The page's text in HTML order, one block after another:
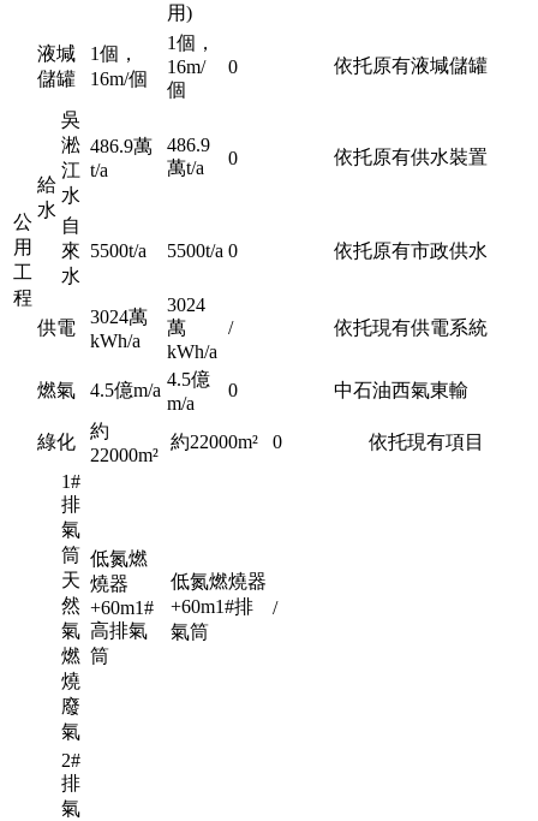
用)
液堿
儲罐
1個，
16m/個
1個，
16m/
個
0 依托原有液堿儲罐
公
用
工
程
給
水
吳
淞
江
水
486.9萬
t/a
486.9
萬t/a
0 依托原有供水裝置
自
來
水
5500t/a 5500t/a 0 依托原有市政供水
供電
3024萬
kWh/a
3024
萬
kWh/a
/ 依托現有供電系統
燃氣 4.5億m/a
4.5億
m/a
0 中石油西氣東輸
綠化
約
22000m²
約22000m² 0 依托現有項目
1#
排
氣
筒
天
然
氣
燃
燒
廢
氣
低氮燃
燒器
+60m1#
高排氣
筒
低氮燃燒器
+60m1#排
氣筒
/
2#
排
氣